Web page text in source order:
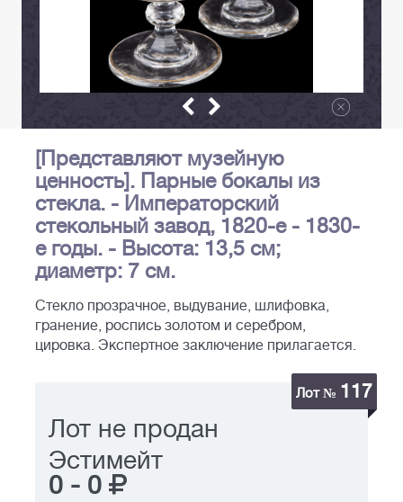
[Представляют музейную
ценность]. Парные бокалы из
стекла. - Императорский
стекольный завод, 1820-е - 1830-
е годы. - Высота: 13,5 см;
диаметр: 7 см.
Стекло прозрачное, выдувание, шлифовка,
гранение, роспись золотом и серебром,
цировка. Экспертное заключение прилагается.
Лот № 117
Лот не продан
Эстимейт
0 - 0